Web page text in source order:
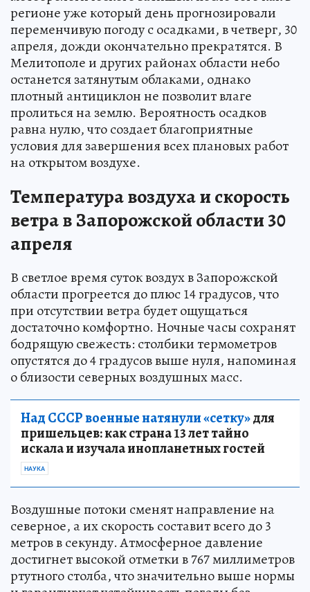
регионе уже который день прогнозировали
переменчивую погоду с осадками, в четверг, 30
апреля, дожди окончательно прекратятся. В
Мелитополе и других районах области небо
останется затянутым облаками, однако
плотный антициклон не позволит влаге
пролиться на землю. Вероятность осадков
равна нулю, что создает благоприятные
условия для завершения всех плановых работ
на открытом воздухе.
Температура воздуха и скорость
ветра в Запорожской области 30
апреля
В светлое время суток воздух в Запорожской
области прогреется до плюс 14 градусов, что
при отсутствии ветра будет ощущаться
достаточно комфортно. Ночные часы сохранят
бодрящую свежесть: столбики термометров
опустятся до 4 градусов выше нуля, напоминая
о близости северных воздушных масс.
Над СССР военные натянули «сетку»для
пришельцев: как страна 13 лет тайно
искала и изучала инопланетных гостей
НАУКА
Воздушные потоки сменят направление на
северное, а их скорость составит всего до 3
метров в секунду. Атмосферное давление
достигнет высокой отметки в 767 миллиметров
ртутного столба, что значительно выше нормы